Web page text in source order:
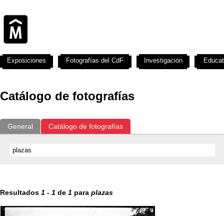
Catálogo de fotografías
General Catálogo de fotografías
Resultados 1 - 1 de 1 para plazas
Exposiciones Fotografías del CdF Investigación